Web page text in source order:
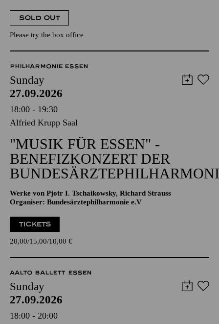
SOLD OUT
Please try the box office
PHILHARMONIE ESSEN
Sunday
27.09.2026
18:00 - 19:30
Alfried Krupp Saal
"MUSIK FÜR ESSEN" -
BENEFIZKONZERT DER
Werke von Pjotr I. Tschaikowsky, Richard Strauss
Organiser: Bundesärztephilharmonie e.V
TICKETS
20,00 15,00 10,00 €
AALTO BALLETT ESSEN
Sunday
27.09.2026
18:00 - 20:00